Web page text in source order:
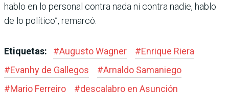
hablo en lo personal contra nada ni con­tra nadie, hablo
de lo político”, remarcó.
Etiquetas: #Augusto Wagner #Enrique Riera
#Evanhy de Gallegos #Arnaldo Samaniego
#Mario Ferreiro #descalabro en Asunción